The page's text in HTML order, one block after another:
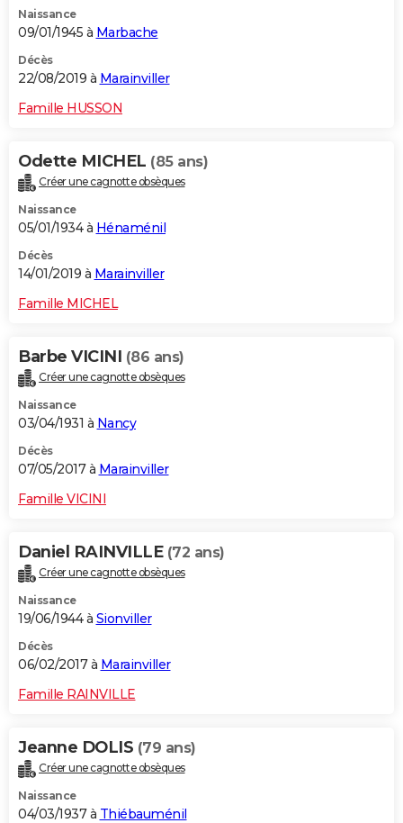
Naissance
09/01/1945 à Marbache
Décès
22/08/2019 à Marainviller
Famille HUSSON
Odette MICHEL (85 ans)
Créer une cagnotte obsèques
Naissance
05/01/1934 à Hénaménil
Décès
14/01/2019 à Marainviller
Famille MICHEL
Barbe VICINI (86 ans)
Créer une cagnotte obsèques
Naissance
03/04/1931 à Nancy
Décès
07/05/2017 à Marainviller
Famille VICINI
Daniel RAINVILLE (72 ans)
Créer une cagnotte obsèques
Naissance
19/06/1944 à Sionviller
Décès
06/02/2017 à Marainviller
Famille RAINVILLE
Jeanne DOLIS (79 ans)
Créer une cagnotte obsèques
Naissance
04/03/1937 à Thiébauménil